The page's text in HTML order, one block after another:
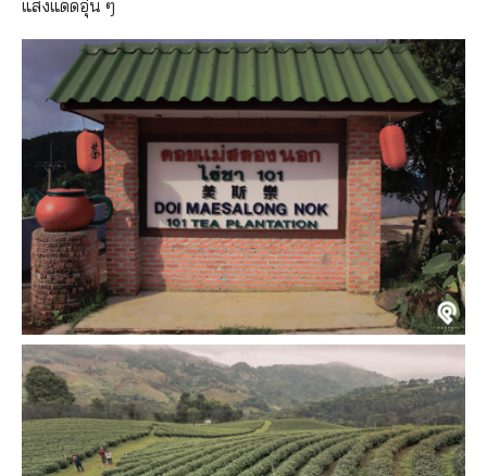
แสงแดดอุ่น ๆ